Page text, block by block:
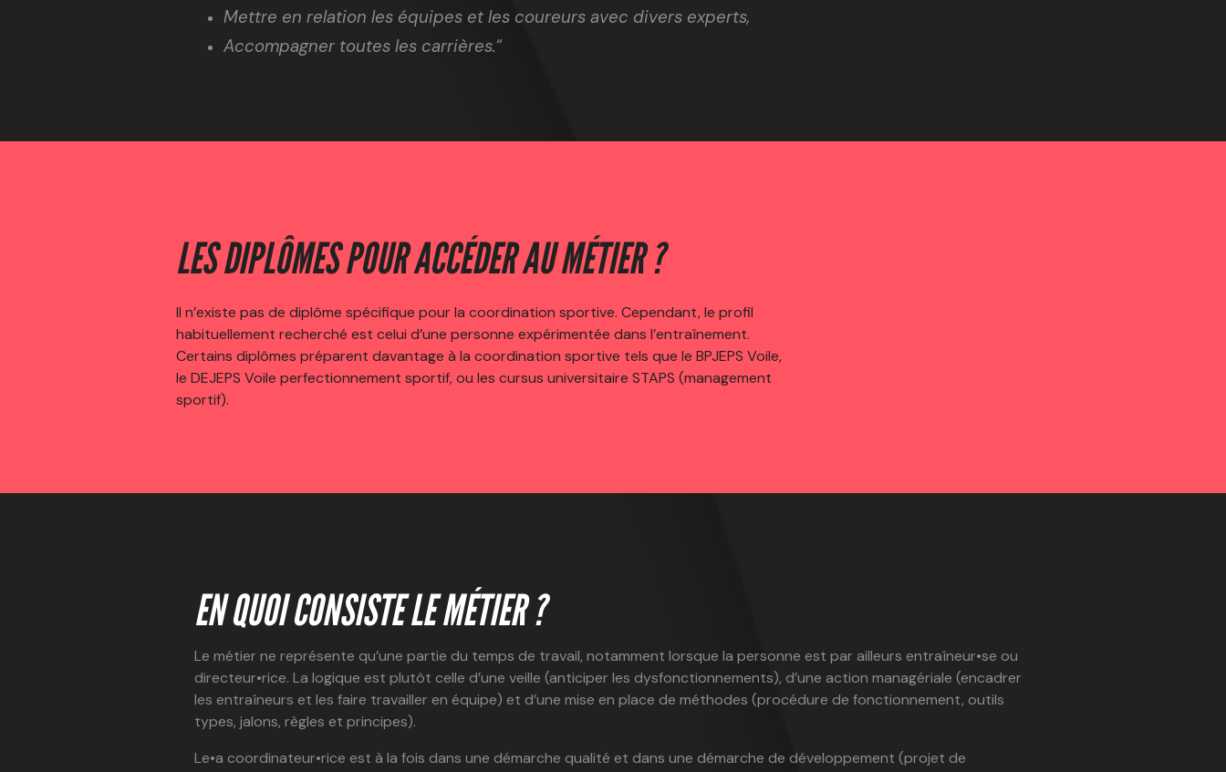
Mettre en relation les équipes et les coureurs avec divers experts,
Accompagner toutes les carrières.“
LES DIPLÔMES POUR ACCÉDER AU MÉTIER ?
Il n’existe pas de diplôme spécifique pour la coordination sportive. Cependant, le profil
habituellement recherché est celui d’une personne expérimentée dans l’entraînement.
Certains diplômes préparent davantage à la coordination sportive tels que le BPJEPS Voile,
le DEJEPS Voile perfectionnement sportif, ou les cursus universitaire STAPS (management
sportif).
EN QUOI CONSISTE LE MÉTIER ?
Le métier ne représente qu’une partie du temps de travail, notamment lorsque la personne est par ailleurs entraîneur•se ou
directeur•rice. La logique est plutôt celle d’une veille (anticiper les dysfonctionnements), d’une action managériale (encadrer
les entraîneurs et les faire travailler en équipe) et d’une mise en place de méthodes (procédure de fonctionnement, outils
types, jalons, règles et principes).
Le•a coordinateur•rice est à la fois dans une démarche qualité et dans une démarche de développement (projet de